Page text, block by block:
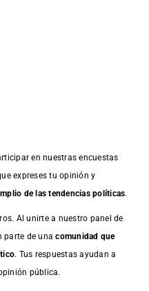
en nuestras encuestas
expreses tu opinión y
de las tendencias políticas.
Al unirte a nuestro panel de
parte de unacomunidad que
. Tus respuestas ayudan a
pública.